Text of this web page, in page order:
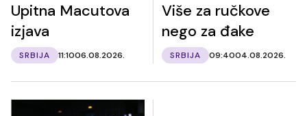
Upitna Macutova
izjava
SRBIJA 11:1006.08.2026.
Više za ručkove
nego za đake
SRBIJA 09:4004.08.2026.